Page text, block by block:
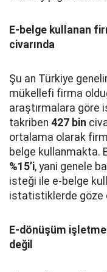
E-belge kullanan
civarında
Şu an Türkiye
mükellefi firma
araştırmalara göre
takriben 427 bin
ortalama olarak
belge kullanmakta.
%15’i, yani genele
isteği ile e-belge
istatistiklerde göze
E-dönüşüm
değil